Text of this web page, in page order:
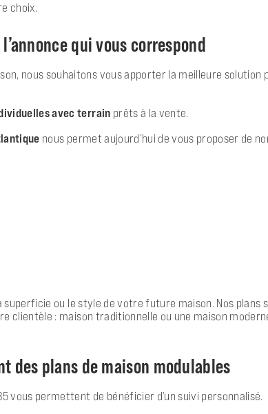
choix.
qui vous correspond
nous souhaitons vous apporter la meilleure
avec terrain prêts à la vente.
nous permet aujourd’hui de vous proposer de
ou le style de votre future maison. Nos plans
clientèle : maison traditionnelle ou une maison
des plans de maison modulables
vous permettent de bénéficier d’un suivi personnalisé.